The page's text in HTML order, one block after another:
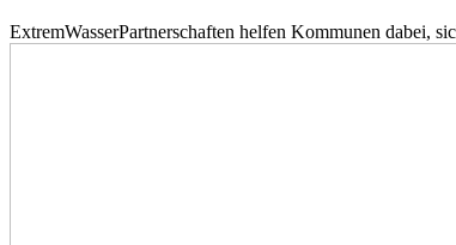
ExtremWasserPartnerschaften helfen Kommunen dabei,